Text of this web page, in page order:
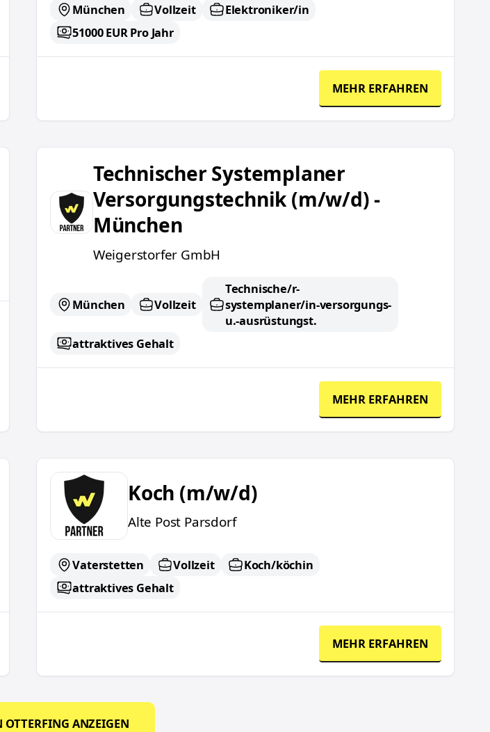
München Vollzeit
Elektroniker/in
51000 EUR Pro Jahr
MEHR ERFAHREN
Technischer Systemplaner Versorgungstechnik (m/w/d) - München
Technischer Systemplaner
Versorgungstechnik (m/w/d) -
München
Weigerstorfer GmbH
München Vollzeit
Technische/r-
systemplaner/in-versorgungs-
u.-ausrüstungst.
attraktives Gehalt
MEHR ERFAHREN
Koch (m/w/d)
Koch (m/w/d)
Alte Post Parsdorf
Vaterstetten Vollzeit
Koch/köchin
attraktives Gehalt
MEHR ERFAHREN
OTTERFING ANZEIGEN